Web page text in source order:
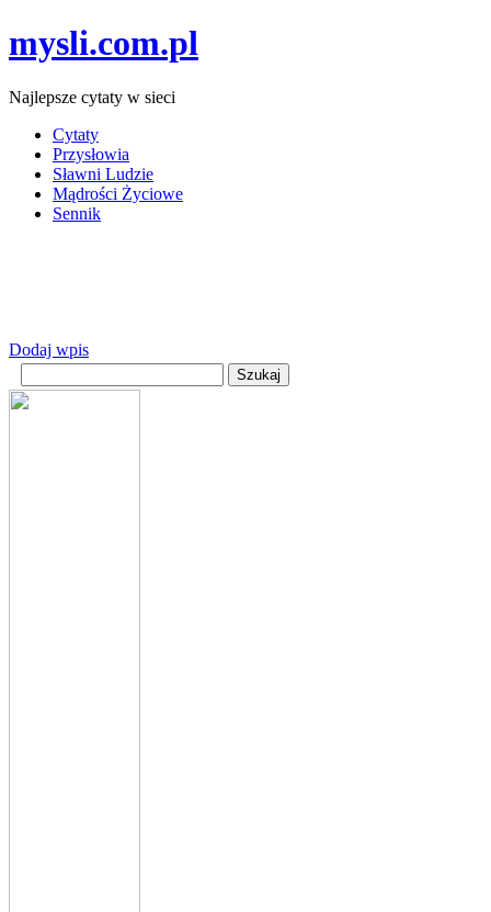
mysli.com.pl
Najlepsze cytaty w sieci
Cytaty
Przysłowia
Sławni Ludzie
Mądrości Życiowe
Sennik
Dodaj wpis